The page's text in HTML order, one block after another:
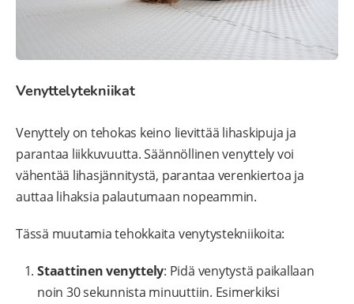
Venyttelytekniikat
Venyttely on tehokas keino lievittää lihaskipuja ja
parantaa liikkuvuutta. Säännöllinen venyttely voi
vähentää lihasjännitystä, parantaa verenkiertoa ja
auttaa lihaksia palautumaan nopeammin.
Tässä muutamia tehokkaita venytystekniikoita:
Staattinen venyttely: Pidä venytystä paikallaan
noin 30 sekunnista minuuttiin. Esimerkiksi